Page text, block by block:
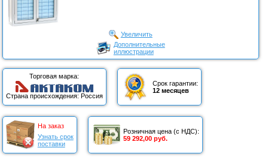
Увеличить
Дополнительные
иллюстрации
Торговая марка:
Страна происхождения: Россия
Срок гарантии:
12 месяцев
На заказ
Узнать срок
поставки
Розничная цена (с НДС):
59 292,00 руб.